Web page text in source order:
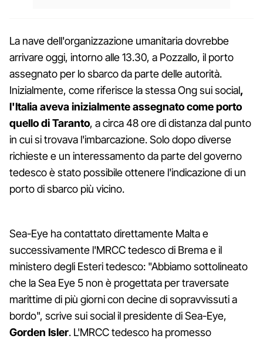
La nave dell'organizzazione umanitaria dovrebbe
arrivare oggi, intorno alle 13.30, a Pozzallo, il porto
assegnato per lo sbarco da parte delle autorità.
Inizialmente, come riferisce la stessa Ong sui social,
l'Italia aveva inizialmente assegnato come porto
quello di Taranto, a circa 48 ore di distanza dal punto
in cui si trovava l'imbarcazione. Solo dopo diverse
richieste e un interessamento da parte del governo
tedesco è stato possibile ottenere l'indicazione di un
porto di sbarco più vicino.
Sea-Eye ha contattato direttamente Malta e
successivamente l'MRCC tedesco di Brema e il
ministero degli Esteri tedesco: "Abbiamo sottolineato
che la Sea Eye 5 non è progettata per traversate
marittime di più giorni con decine di sopravvissuti a
bordo", scrive sui social il presidente di Sea-Eye,
Gorden Isler. L'MRCC tedesco ha promesso